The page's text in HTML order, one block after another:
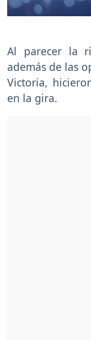
Al parecer la
además de las
Victoria,
en la gira.